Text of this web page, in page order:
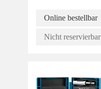
Online bestellbar
Nicht reservierbar